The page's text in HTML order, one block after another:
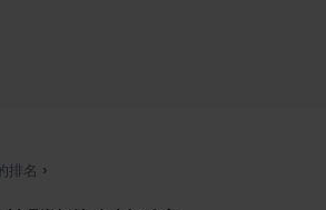
排名 ›